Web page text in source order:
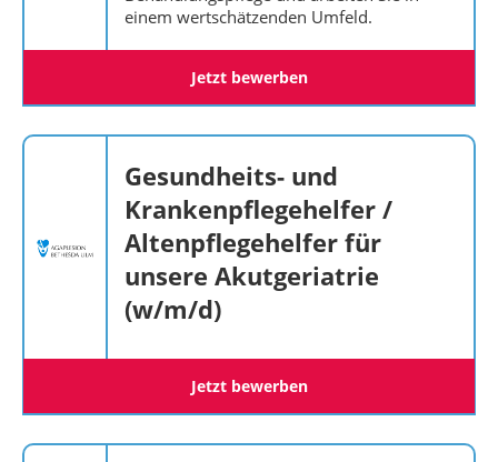
einem wertschätzenden Umfeld.
Jetzt bewerben
Gesundheits- und
Krankenpflegehelfer /
Altenpflegehelfer für
unsere Akutgeriatrie
(w/m/d)
Jetzt bewerben